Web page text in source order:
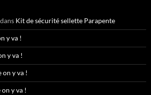
dans Kit de sécurité sellette Parapente
y va !
y va !
on y va !
on y va !